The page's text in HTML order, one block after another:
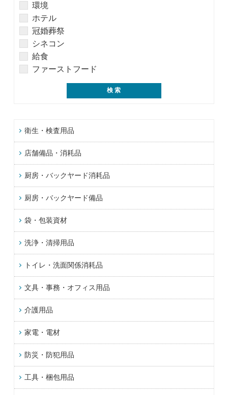
環境
ホテル
冠婚葬祭
シネコン
給食
ファーストフード
衛生・検査用品
店舗備品・消耗品
厨房・バックヤード消耗品
厨房・バックヤード備品
袋・包装資材
洗浄・清掃用品
トイレ・洗面関係消耗品
文具・事務・オフィス用品
介護用品
家電・電材
防災・防犯用品
工具・梱包用品